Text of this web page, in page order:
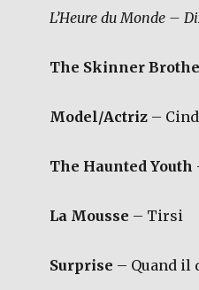
L’Heure du Monde –
The Skinner
Model/Actriz–
The Haunted Youth
La Mousse – Tirsi
Surprise – Quand il